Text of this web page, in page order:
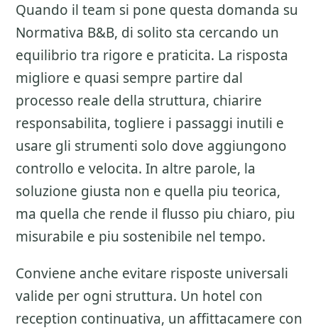
Quando il team si pone questa domanda su
Normativa B&B, di solito sta cercando un
equilibrio tra rigore e praticita. La risposta
migliore e quasi sempre partire dal
processo reale della struttura, chiarire
responsabilita, togliere i passaggi inutili e
usare gli strumenti solo dove aggiungono
controllo e velocita. In altre parole, la
soluzione giusta non e quella piu teorica,
ma quella che rende il flusso piu chiaro, piu
misurabile e piu sostenibile nel tempo.
Conviene anche evitare risposte universali
valide per ogni struttura. Un hotel con
reception continuativa, un affittacamere con